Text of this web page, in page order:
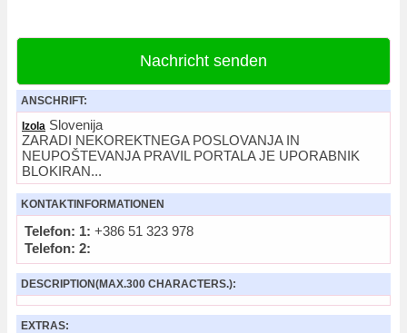
Nachricht senden
ANSCHRIFT:
Izola Slovenija
ZARADI NEKOREKTNEGA POSLOVANJA IN
NEUPOŠTEVANJA PRAVIL PORTALA JE UPORABNIK
BLOKIRAN...
KONTAKTINFORMATIONEN
Telefon: 1: +386 51 323 978
Telefon: 2:
DESCRIPTION(MAX.300 CHARACTERS.):
EXTRAS: